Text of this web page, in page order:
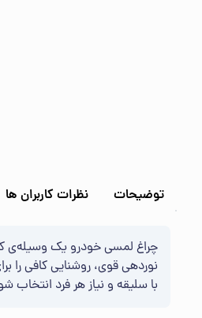
توضیحات نظرات کاربران ها
با سلیقه و نیاز هر فرد انتخاب